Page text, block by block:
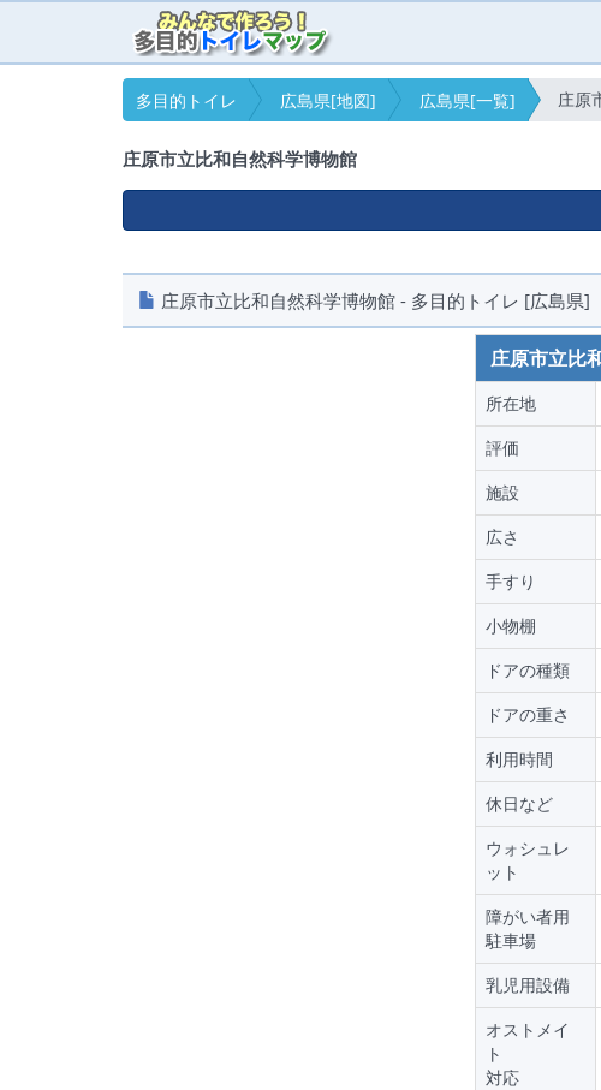
多目的トイレ 広島県[地図] 広島県[一覧] 庄原
庄原市立比和自然科学博物館
庄原市立比和自然科学博物館 - 多目的トイレ [広島県]
庄原市立比
所在地
評価
施設
広さ
手すり
小物棚
ドアの種類
ドアの重さ
利用時間
休日など
ウォシュレ
ット
障がい者用
駐車場
乳児用設備
オストメイ
ト
対応